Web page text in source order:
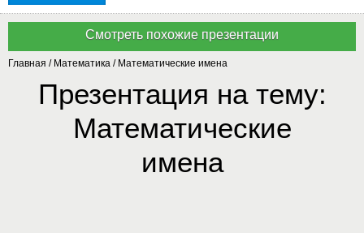
Главная / Математика / Математические имена
Презентация на тему:
Математические
имена